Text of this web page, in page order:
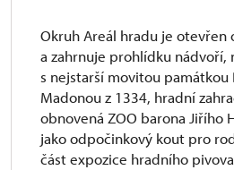
Okruh Areál hradu je otevřen
a zahrnuje prohlídku nádvoří,
s nejstarší movitou památkou
Madonou z 1334, hradní
obnovená ZOO barona Jiřího
jako odpočinkový kout pro
část expozice hradního